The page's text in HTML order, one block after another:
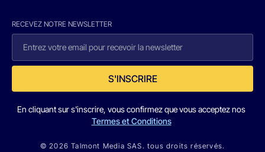
RECEVEZ NOTRE NEWSLETTER
S'INSCRIRE
En cliquant sur s'inscrire, vous confirmez que vous acceptez nos
Termes et Conditions
© 2026 Talmont Media SAS. tous droits réservés.